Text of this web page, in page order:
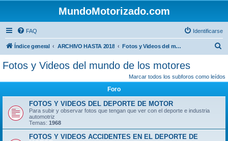
MundoMotorizado.com
FAQ Identificarse
Índice general ARCHIVO HASTA 2018 Fotos y Videos del mundo de los motores
c
Fotos y Videos del mundo de los motores
Marcar todos los subforos como leídos
Foro
FOTOS Y VIDEOS DEL DEPORTE DE MOTOR
Para subir y observar fotos que tengan que ver con el deporte e industria
automotriz
Temas: 1968
FOTOS Y VIDEOS ACCIDENTES EN EL DEPORTE DE